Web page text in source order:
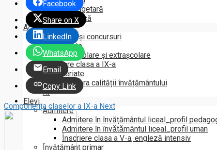
Execuția bugetară
Conduită etică
Activitate
Olimpiade și concursuri
Evenimente
Activități școlare și extrașcolare
Incadrare clasa a IX-a
Parteneriate
Raport asupra calității învățământului
RI
Elevi
Admitere
Admitere în învățământul liceal_profil
Admitere ȋn ȋnvǎtǎmȃntul liceal_profil uman
Înscriere clasa a V-a, engleză intensiv
Învățământ primar
Facebook
Share on X
LinkedIn
WhatsApp
Email
Copy Link
Componența claselor a IX-a Next